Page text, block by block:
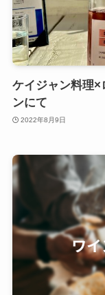
ケイジャン料理×
ンにて
2022年8月9日